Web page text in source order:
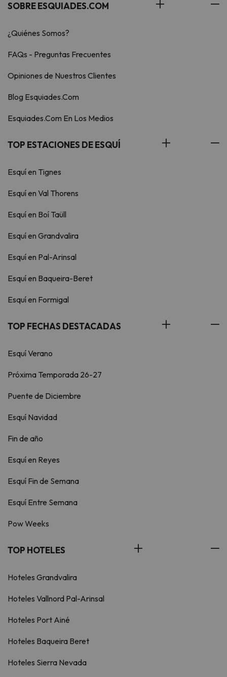
SOBRE ESQUIADES.COM
¿Quiénes Somos?
FAQs - Preguntas Frecuentes
Opiniones de Nuestros Clientes
Blog Esquiades.Com
Esquiades.Com En Los Medios
TOP ESTACIONES DE ESQUÍ
Esquí en Tignes
Esquí en Val Thorens
Esquí en Boí Taüll
Esquí en Grandvalira
Esquí en Pal-Arinsal
Esquí en Baqueira-Beret
Esquí en Formigal
TOP FECHAS DESTACADAS
Esquí Verano
Próxima Temporada 26-27
Puente de Diciembre
Esquí Navidad
Fin de año
Esquí en Reyes
Esquí Fin de Semana
Esquí Entre Semana
Pow Weeks
TOP HOTELES
Hoteles Grandvalira
Hoteles Vallnord Pal-Arinsal
Hoteles Port Ainé
Hoteles Baqueira Beret
Hoteles Sierra Nevada